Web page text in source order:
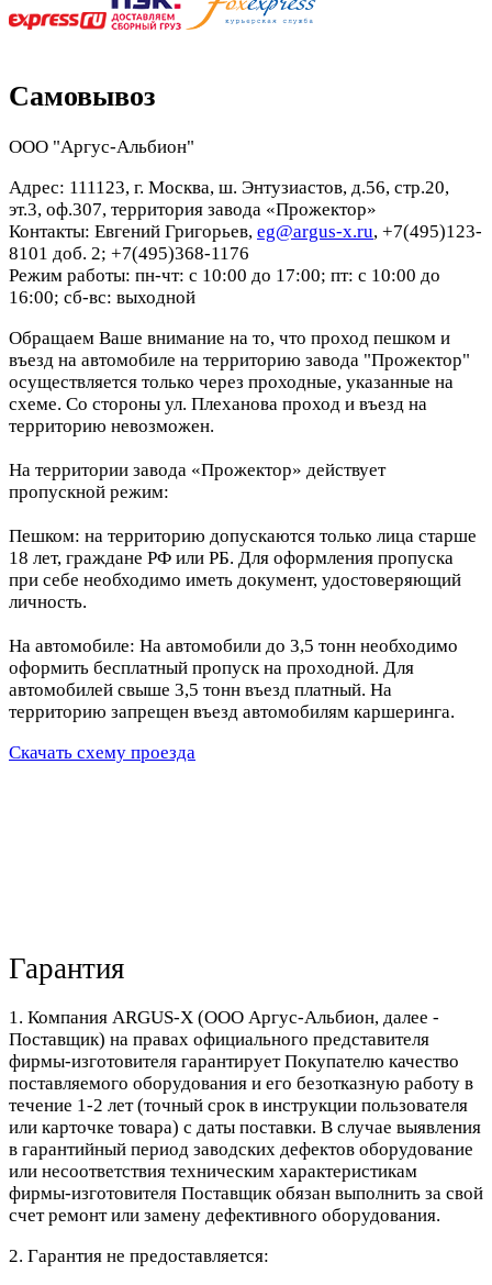
Самовывоз
ООО "Аргус-Альбион"
Адрес: 111123, г. Москва, ш. Энтузиастов, д.56, стр.20,
эт.3, оф.307, территория завода «Прожектор»
Контакты: Евгений Григорьев, eg@argus-x.ru, +7(495)123-
8101 доб. 2; +7(495)368-1176
Режим работы: пн-чт: с 10:00 до 17:00; пт: с 10:00 до
16:00; сб-вс: выходной
Обращаем Ваше внимание на то, что проход пешком и
въезд на автомобиле на территорию завода "Прожектор"
осуществляется только через проходные, указанные на
схеме. Со стороны ул. Плеханова проход и въезд на
территорию невозможен.
На территории завода «Прожектор» действует
пропускной режим:
Пешком: на территорию допускаются только лица старше
18 лет, граждане РФ или РБ. Для оформления пропуска
при себе необходимо иметь документ, удостоверяющий
личность.
На автомобиле: На автомобили до 3,5 тонн необходимо
оформить бесплатный пропуск на проходной. Для
автомобилей свыше 3,5 тонн въезд платный. На
территорию запрещен въезд автомобилям каршеринга.
Скачать схему проезда
Гарантия
1. Компания ARGUS-X (ООО Аргус-Альбион, далее -
Поставщик) на правах официального представителя
фирмы-изготовителя гарантирует Покупателю качество
поставляемого оборудования и его безотказную работу в
течение 1-2 лет (точный срок в инструкции пользователя
или карточке товара) с даты поставки. В случае выявления
в гарантийный период заводских дефектов оборудование
или несоответствия техническим характеристикам
фирмы-изготовителя Поставщик обязан выполнить за свой
счет ремонт или замену дефективного оборудования.
2. Гарантия не предоставляется: